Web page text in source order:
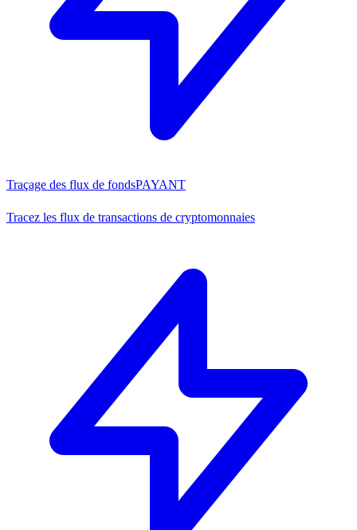
Traçage des flux de fondsPAYANT
Tracez les flux de transactions de cryptomonnaies